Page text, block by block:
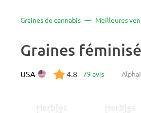
Graines de cannabis Meilleures
Graines
USA 4.8 79 avis